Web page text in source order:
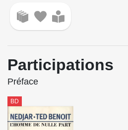
Participations
Préface
BD